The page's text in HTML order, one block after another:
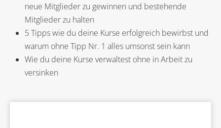
neue Mitglieder zu gewinnen und bestehende
Mitglieder zu halten
5 Tipps wie du deine Kurse erfolgreich bewirbst und
warum ohne Tipp Nr. 1 alles umsonst sein kann
Wie du deine Kurse verwaltest ohne in Arbeit zu
versinken